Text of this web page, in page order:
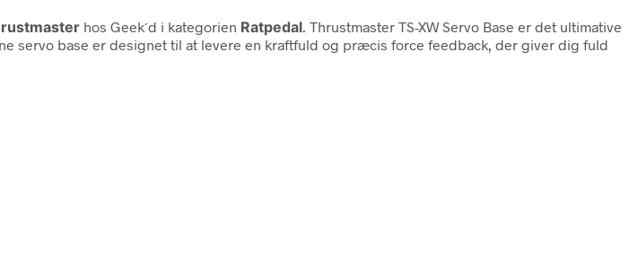
hos Geek´d i kategorien Ratpedal . Thrustmaster TS-XW Servo Base er det ultimative
servo base er designet til at levere en kraftfuld og præcis force feedback, der giver dig fuld